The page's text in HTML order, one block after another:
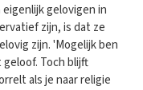
gelovigen in
zijn, is dat ze
zijn. 'Mogelijk ben
Toch blijft
als je naar religie